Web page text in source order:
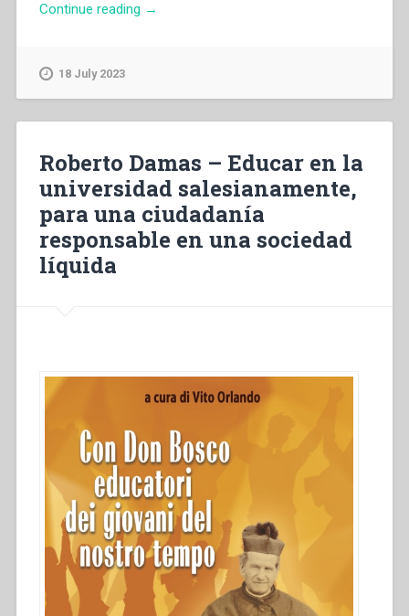
Continue reading “Emad
don
Bosco
nei
paesi
islamici”
→
18 July 2023
Roberto Damas – Educar en la
universidad salesianamente,
para una ciudadanía
responsable en una sociedad
líquida